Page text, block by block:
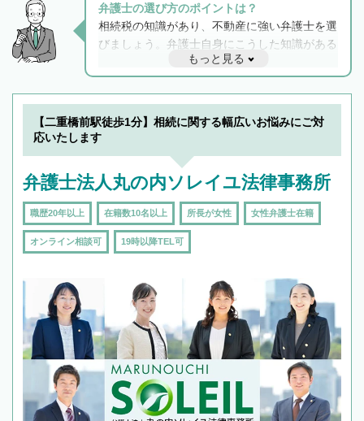
弁護士の選び方のポイントは？
相続税の知識があり、不動産に強い弁護士を選
びましょう。弁護士自身にこうした知識がある
と他士業との連携もスムーズに進み、トラブル
解決のみならず相続をトータルで任せることが
できます。また、相続は感情がからむ分野なの
でフィーリングも重要です。実際に電話や面談
で複数の弁護士と会話をしてウマが合う方に依
もっと見る
【二重橋前駅徒歩1分】相続に関する幅広いお悩みにご対
応いたします
弁護士法人丸の内ソレイユ法律事務所
職歴20年以上 在籍数10名以上 所長が女性 女性弁護士在籍
オンライン相談可 19時以降TEL可